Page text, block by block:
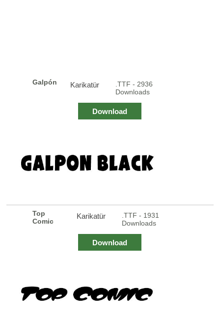
Galpón Karikatür
.TTF - 2936
Downloads
Download
Top
Comic
Karikatür
.TTF - 1931
Downloads
Download